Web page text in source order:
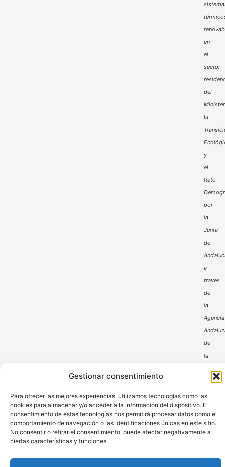
Gestionar consentimiento
Para ofrecer las mejores experiencias, utilizamos tecnologías como las
cookies para almacenar y/o acceder a la información del dispositivo. El
consentimiento de estas tecnologías nos permitirá procesar datos como el
comportamiento de navegación o las identificaciones únicas en este sitio.
No consentir o retirar el consentimiento, puede afectar negativamente a
ciertas características y funciones.
en
el
sector
del
la
y
el
Reto
por
la
Junta
de
a
través
de
la
Agencia
de
la
Aviso Legal Política de Privacidad